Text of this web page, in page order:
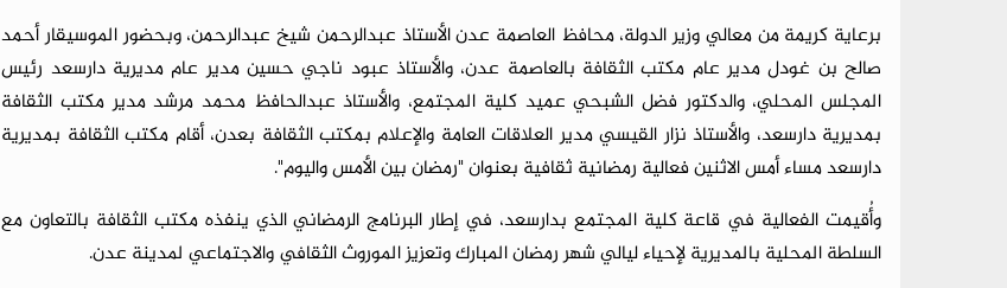
برعاية كريمة من معالي وزير الدولة، محافظ العاصمة عدن الأستاذ عبدالرحمن شيخ عبدالرحمن، وبحضور الموسيقار أحمد
صالح بن غودل مدير عام مكتب الثقافة بالعاصمة عدن، والأستاذ عبود ناجي حسين مدير عام مديرية دارسعد رئيس
المجلس المحلي، والدكتور فضل الشبحي عميد كلية المجتمع، والأستاذ عبدالحافظ محمد مرشد مدير مكتب الثقافة
بمديرية دارسعد، والأستاذ نزار القيسي مدير العلاقات العامة والإعلام بمكتب الثقافة بعدن، أقام مكتب الثقافة بمديرية
دارسعد مساء أمس الاثنين فعالية رمضانية ثقافية بعنوان "رمضان بين الأمس واليوم".
وأُقيمت الفعالية في قاعة كلية المجتمع بدارسعد، في إطار البرنامج الرمضاني الذي ينفذه مكتب الثقافة بالتعاون مع
السلطة المحلية بالمديرية لإحياء ليالي شهر رمضان المبارك وتعزيز الموروث الثقافي والاجتماعي لمدينة عدن.